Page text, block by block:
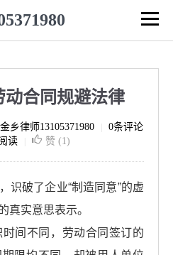
动合同规避法律
金乡律师13105371980 0条评论
读 赞 (1)
破了企业“制造同意”的虚
真实意思表示。
间不同，劳动合同签订的